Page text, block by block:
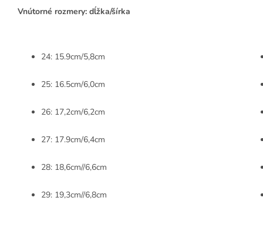
Vnútorné rozmery: dĺžka/šírka
24: 15.9cm/5,8cm
25: 16.5cm/6,0cm
26: 17,2cm/6,2cm
27: 17.9cm/6,4cm
28: 18,6cm//6,6cm
29: 19,3cm//6,8cm